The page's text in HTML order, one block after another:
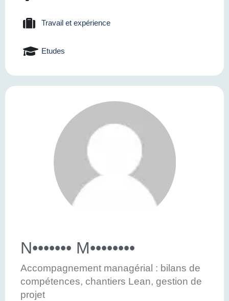
Travail et expérience
Etudes
N••••••• M••••••••
Accompagnement managérial : bilans de
compétences, chantiers Lean, gestion de
projet